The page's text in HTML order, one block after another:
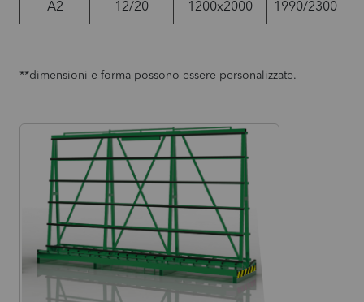
A2 12/20 1200x2000 1990/2300
**dimensioni e forma possono essere personalizzate.